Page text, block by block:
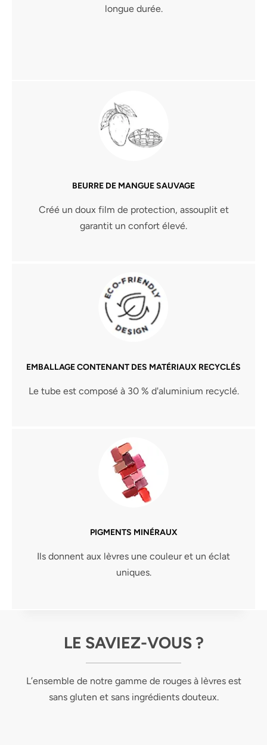
longue durée.
BEURRE DE MANGUE SAUVAGE
Créé un doux film de protection, assouplit et
garantit un confort élevé.
EMBALLAGE CONTENANT DES MATÉRIAUX RECYCLÉS
Le tube est composé à 30 % d'aluminium recyclé.
PIGMENTS MINÉRAUX
Ils donnent aux lèvres une couleur et un éclat
uniques.
LE SAVIEZ-VOUS ?
L’ensemble de notre gamme de rouges à lèvres est
sans gluten et sans ingrédients douteux.